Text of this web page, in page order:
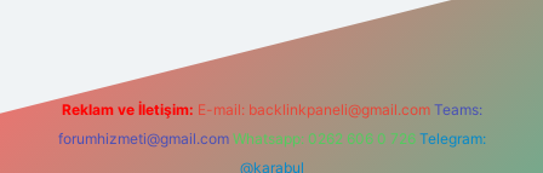
Reklam ve İletişim: E-mail: backlinkpaneli@gmail.com Teams:
forumhizmeti@gmail.com Whatsapp: 0262 606 0 726 Telegram:
@karabul